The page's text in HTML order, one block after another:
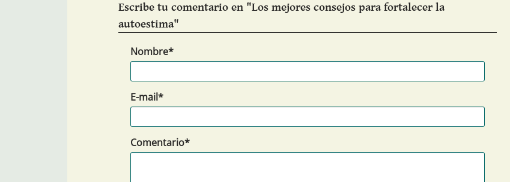
Escribe tu comentario en "Los mejores consejos para fortalecer la
autoestima"
Nombre*
E-mail*
Comentario*